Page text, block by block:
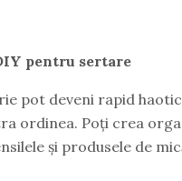
pentru sertare
pot deveni rapid
ordinea. Poți crea
și produsele de